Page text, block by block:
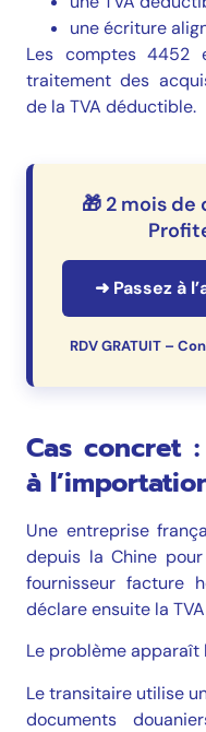
une écriture
Les comptes 4452
traitement des
de la TVA déductible.
🎁 2 mois
➜ Passez à
RDV GRATUIT –
Cas concret
à
Une entreprise
depuis la Chine
fournisseur facture
déclare ensuite la
Le problème apparaît
Le transitaire utilise
documents